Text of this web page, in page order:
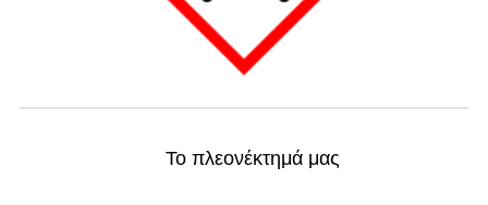
Το πλεονέκτημά μας